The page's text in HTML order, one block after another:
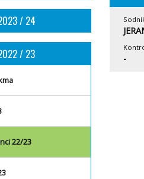
/ 24
/ 23
22/23
-